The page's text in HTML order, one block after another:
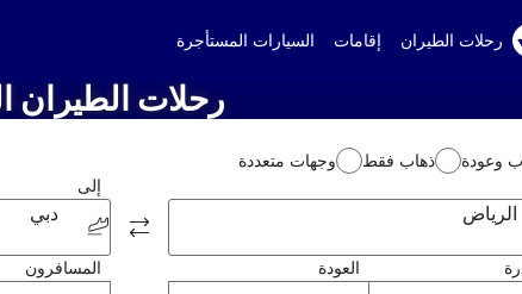
رحلات الطيران إقامات السيارات المستأجرة
رحلات الطيران
وعودة ذهاب فقط
وجهات متعددة
الرياض
إلى
دبي
العودة المسافرون